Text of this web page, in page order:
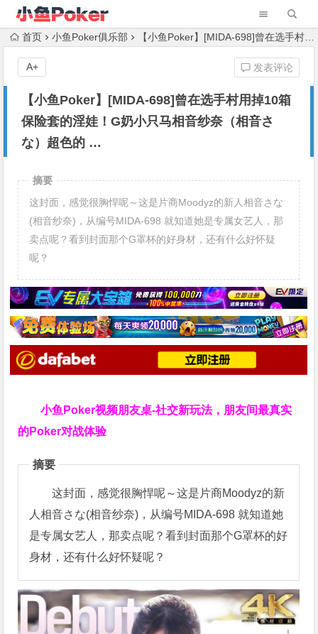
首页 小鱼Poker俱乐部 【小鱼Poker】[MIDA-698]曾在选手村用掉10箱保险套的淫娃！G奶小只马相音纱奈（相音さな）超色的 …
【小鱼Poker】[MIDA-698]曾在选手村用掉10箱
保险套的淫娃！G奶小只马相音纱奈（相音さ
な）超色的 …
发表评论
A+
摘要
这封面，感觉很胸悍呢～这是片商Moodyz的新人相音さな
(相音纱奈)，从编号MIDA-698 就知道她是专属女艺人，那
卖点呢？看到封面那个G罩杯的好身材，还有什么好怀疑
呢？
小鱼Poker视频朋友桌-社交新玩法，朋友间最真实
的Poker对战体验
摘要
这封面，感觉很胸悍呢～这是片商Moodyz的新
人相音さな(相音纱奈)，从编号MIDA-698 就知道她
是专属女艺人，那卖点呢？看到封面那个G罩杯的好
身材，还有什么好怀疑呢？